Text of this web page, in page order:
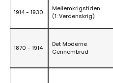
1914 - 1930
Mellemkrigstiden
(1. Verdenskrig)
1870 - 1914
Det Moderne
Gennembrud